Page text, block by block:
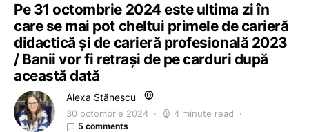
Pe 31 octombrie 2024 este ultima zi în
care se mai pot cheltui primele de carieră
didactică și de carieră profesională 2023
/ Banii vor fi retrași de pe carduri după
această dată
Alexa Stănescu
30 octombrie 2024 4 minute read
5 comments